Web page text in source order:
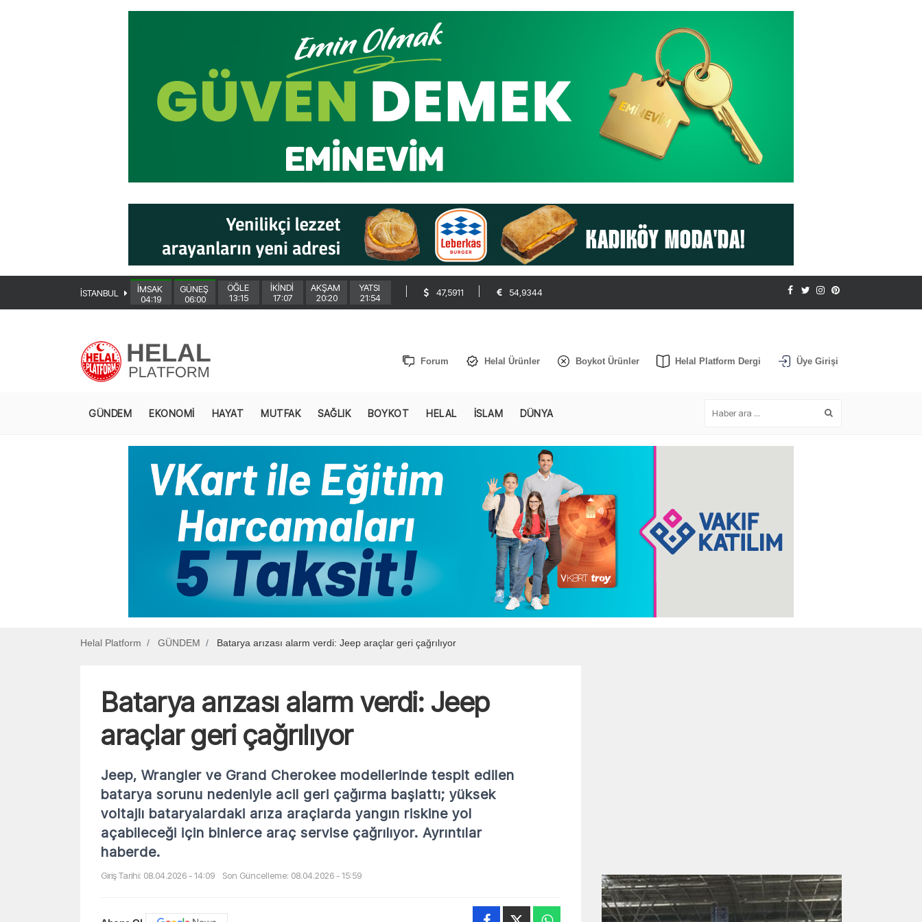
İSTANBUL
İMSAK
04:19
GÜNEŞ
06:00
ÖĞLE
13:15
İKİNDİ
17:07
AKŞAM
20:20
YATSI
21:54
47,5911 54,9344
Forum Helal Ürünler Boykot Ürünler Helal Platform Dergi Üye Girişi
GÜNDEM EKONOMİ HAYAT MUTFAK SAĞLIK BOYKOT HELAL İSLAM DÜNYA
Helal Platform GÜNDEM Batarya arızası alarm verdi: Jeep araçlar geri çağrılıyor
Batarya arızası alarm verdi: Jeep
araçlar geri çağrılıyor
Jeep, Wrangler ve Grand Cherokee modellerinde tespit edilen
batarya sorunu nedeniyle acil geri çağırma başlattı; yüksek
voltajlı bataryalardaki arıza araçlarda yangın riskine yol
açabileceği için binlerce araç servise çağrılıyor. Ayrıntılar
haberde.
Giriş Tarihi: 08.04.2026 - 14:09 Son Güncelleme: 08.04.2026 - 15:59